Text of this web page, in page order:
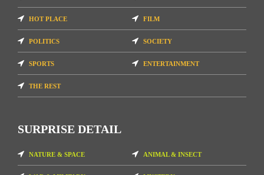
HOT PLACE FILM
POLITICS SOCIETY
SPORTS ENTERTAINMENT
THE REST
SURPRISE DETAIL
NATURE & SPACE ANIMAL & INSECT